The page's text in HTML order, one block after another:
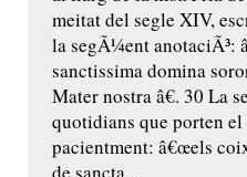
meitat del segle XIV,
la segÃ¼ent
sanctissima domina
Mater nostra â€. 30 La
quotidians que porten
pacientment: â€œels